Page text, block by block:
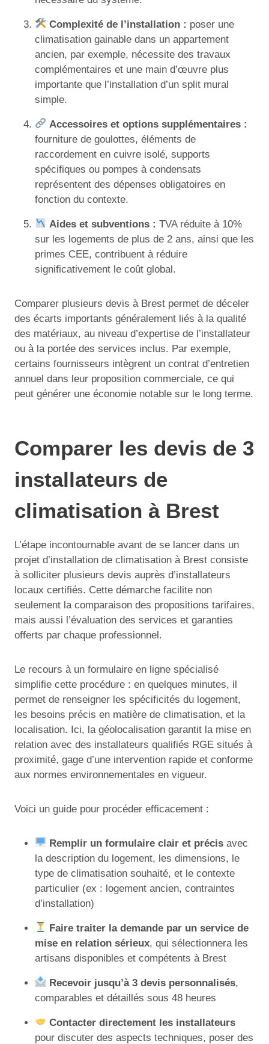
Complexité de l’installation : poser une
climatisation gainable dans un appartement
ancien, par exemple, nécessite des travaux
complémentaires et une main d’œuvre plus
importante que l’installation d’un split mural
simple.
Accessoires et options supplémentaires :
fourniture de goulottes, éléments de
raccordement en cuivre isolé, supports
spécifiques ou pompes à condensats
représentent des dépenses obligatoires en
fonction du contexte.
Aides et subventions : TVA réduite à 10%
sur les logements de plus de 2 ans, ainsi que les
primes CEE, contribuent à réduire
significativement le coût global.
Comparer plusieurs devis à Brest permet de déceler
des écarts importants généralement liés à la qualité
des matériaux, au niveau d’expertise de l’installateur
ou à la portée des services inclus. Par exemple,
certains fournisseurs intègrent un contrat d’entretien
annuel dans leur proposition commerciale, ce qui
peut générer une économie notable sur le long terme.
Comparer les devis de 3
installateurs de
climatisation à Brest
L’étape incontournable avant de se lancer dans un
projet d’installation de climatisation à Brest consiste
à solliciter plusieurs devis auprès d’installateurs
locaux certifiés. Cette démarche facilite non
seulement la comparaison des propositions tarifaires,
mais aussi l’évaluation des services et garanties
offerts par chaque professionnel.
Le recours à un formulaire en ligne spécialisé
simplifie cette procédure : en quelques minutes, il
permet de renseigner les spécificités du logement,
les besoins précis en matière de climatisation, et la
localisation. Ici, la géolocalisation garantit la mise en
relation avec des installateurs qualifiés RGE situés à
proximité, gage d’une intervention rapide et conforme
aux normes environnementales en vigueur.
Voici un guide pour procéder efficacement :
Remplir un formulaire clair et précis avec
la description du logement, les dimensions, le
type de climatisation souhaité, et le contexte
particulier (ex : logement ancien, contraintes
d’installation)
Faire traiter la demande par un service de
mise en relation sérieux, qui sélectionnera les
artisans disponibles et compétents à Brest
Recevoir jusqu’à 3 devis personnalisés,
comparables et détaillés sous 48 heures
Contacter directement les installateurs
pour discuter des aspects techniques, poser des